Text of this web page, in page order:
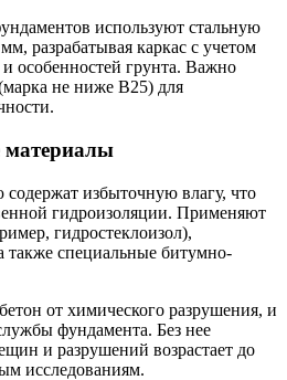
используют стальную
разрабатывая каркас с учетом
особенностей грунта. Важно
не ниже B25) для
материалы
избыточную влагу, что
гидроизоляции. Применяют
гидростеклоизол),
также специальные битумно-
от химического разрушения, и
фундамента. Без нее
и разрушений возрастает до
исследованиям.